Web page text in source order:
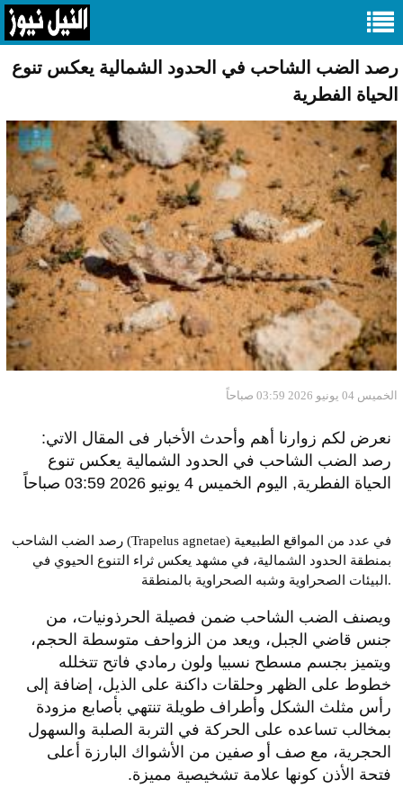
رصد الضب الشاحب في الحدود الشمالية يعكس تنوع
الحياة الفطرية
الخميس 04 يونيو 2026 03:59 صباحاً
نعرض لكم زوارنا أهم وأحدث الأخبار فى المقال الاتي:
رصد الضب الشاحب في الحدود الشمالية يعكس تنوع
الحياة الفطرية, اليوم الخميس 4 يونيو 2026 03:59 صباحاً
رصد الضب الشاحب (Trapelus agnetae) في عدد من المواقع الطبيعية
بمنطقة الحدود الشمالية، في مشهد يعكس ثراء التنوع الحيوي في
البيئات الصحراوية وشبه الصحراوية بالمنطقة.
ويصنف الضب الشاحب ضمن فصيلة الحرذونيات، من
جنس قاضي الجبل، ويعد من الزواحف متوسطة الحجم،
ويتميز بجسم مسطح نسبيا ولون رمادي فاتح تتخلله
خطوط على الظهر وحلقات داكنة على الذيل، إضافة إلى
رأس مثلث الشكل وأطراف طويلة تنتهي بأصابع مزودة
بمخالب تساعده على الحركة في التربة الصلبة والسهول
الحجرية، مع صف أو صفين من الأشواك البارزة أعلى
فتحة الأذن كونها علامة تشخيصية مميزة.